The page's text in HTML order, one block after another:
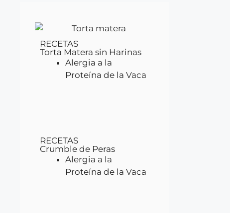
RECETAS
Torta Matera sin Harinas
Alergia a la
Proteína de la Vaca
RECETAS
Crumble de Peras
Alergia a la
Proteína de la Vaca